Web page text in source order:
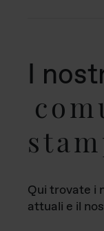
I
Qui trovate i
attuali e il